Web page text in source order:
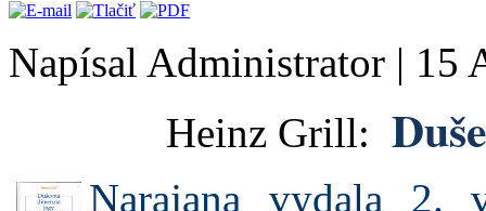
Napísal Administrator | 15
Heinz Grill:
Narajana vydala 2.